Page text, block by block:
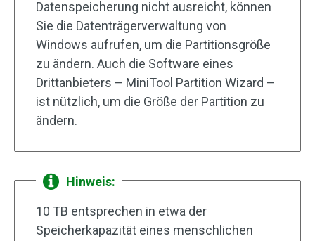
Datenspeicherung nicht ausreicht, können
Sie die Datenträgerverwaltung von
Windows aufrufen, um die Partitionsgröße
zu ändern. Auch die Software eines
Drittanbieters – MiniTool Partition Wizard –
ist nützlich, um die Größe der Partition zu
ändern.
Hinweis:
10 TB entsprechen in etwa der
Speicherkapazität eines menschlichen